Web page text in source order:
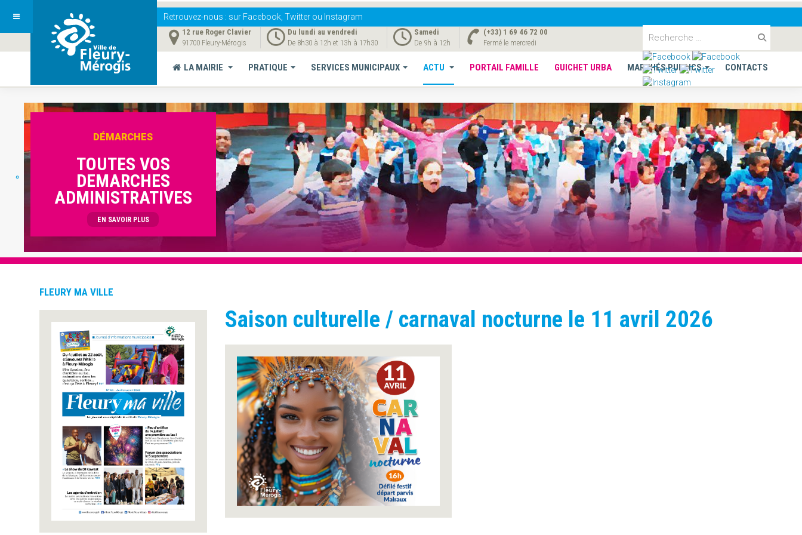
Retrouvez-nous : sur Facebook, Twitter ou Instagram
12 rue Roger Clavier
91700 Fleury-Mérogis
Du lundi au vendredi
De 8h30 à 12h et 13h à 17h30
Samedi
De 9h à 12h
(+33) 1 69 46 72 00
Fermé le mercredi
LA MAIRIE PRATIQUE SERVICES MUNICIPAUX ACTU PORTAIL FAMILLE GUICHET URBA MARCHÉS PUBLICS CONTACTS
DÉMARCHES
TOUTES VOS
DEMARCHES
ADMINISTRATIVES
EN SAVOIR PLUS
Vous êtes ici : Accueil ACTU "Savourez l'été à Fleury-Mérogis" du 4 juillet au 22 août 2026
Saison culturelle / carnaval nocturne le 11 avril 2026
FLEURY MA VILLE